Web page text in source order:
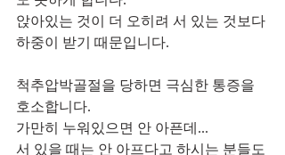
앉아있는 것이 더 오히려 서 있는 것보다
하중이 받기 때문입니다.
척추압박골절을 당하면 극심한 통증을
호소합니다.
가만히 누워있으면 안 아픈데...
서 있을 때는 안 아프다고 하시는 분들도